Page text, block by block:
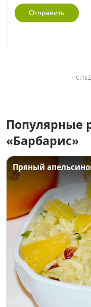
Отправить
Популярные
«Барбарис»
Пряный